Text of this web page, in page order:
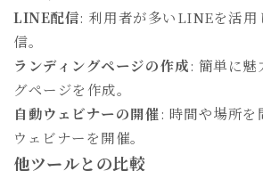
LINE配信: 利用者が多いLINEを活用
信。
ランディングページの作成: 簡単に魅
グページを作成。
自動ウェビナーの開催: 時間や場所を
ウェビナーを開催。
他ツールとの比較